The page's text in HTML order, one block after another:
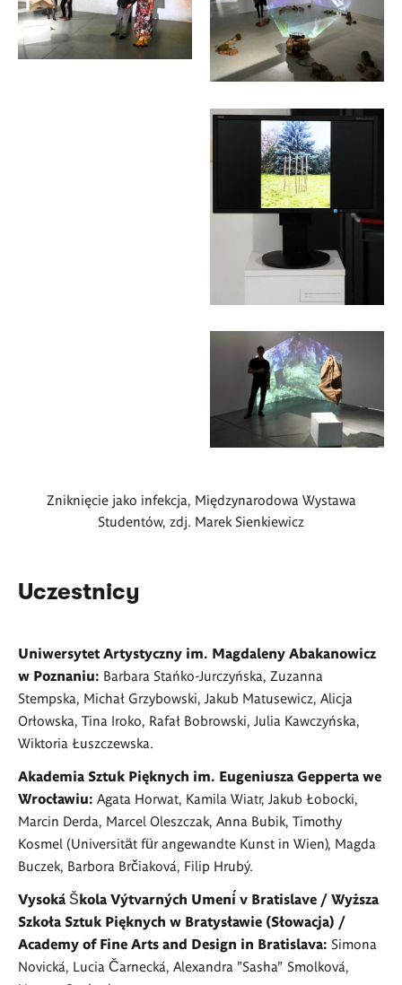
Zniknięcie jako infekcja, Międzynarodowa Wystawa
Studentów, zdj. Marek Sienkiewicz
Uczestnicy
Uniwersytet Artystyczny im. Magdaleny Abakanowicz
w Poznaniu: Barbara Stańko-Jurczyńska, Zuzanna
Stempska, Michał Grzybowski, Jakub Matusewicz, Alicja
Orłowska, Tina Iroko, Rafał Bobrowski, Julia Kawczyńska,
Wiktoria Łuszczewska.
Akademia Sztuk Pięknych im. Eugeniusza Gepperta we
Wrocławiu: Agata Horwat, Kamila Wiatr, Jakub Łobocki,
Marcin Derda, Marcel Oleszczak, Anna Bubik, Timothy
Kosmel (Universität für angewandte Kunst in Wien), Magda
Buczek, Barbora Brčiaková, Filip Hrubý.
Vysoká Škola Výtvarných Umení v Bratislave / Wyższa
Szkoła Sztuk Pięknych w Bratysławie (Słowacja) /
Academy of Fine Arts and Design in Bratislava: Simona
Novická, Lucia Čarnecká, Alexandra "Sasha" Smolková,